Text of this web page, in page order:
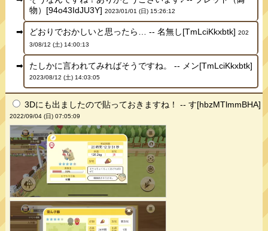
物）[94o43IdJU3Y] 2023/01/01 (日) 15:26:12
どおりでおかしいと思ったら… -- 名無し[TmLciKkxbtk] 202
3/08/12 (土) 14:00:13
たしかに言われてみればそうですね。 -- メン[TmLciKkxbtk]
2023/08/12 (土) 14:03:05
3Dにも出ましたので貼っておきますね！ -- す[hbzMTlmmBHA]
2022/09/04 (日) 07:05:09